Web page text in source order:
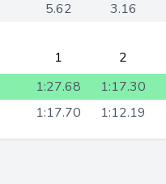
5.62 3.16
1 2
1:27.68 1:17.30
1:17.70 1:12.19